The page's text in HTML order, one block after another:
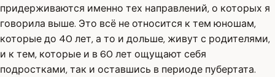
придерживаются именно тех направлений, о которых я
говорила выше. Это всё не относится к тем юношам,
которые до 40 лет, а то и дольше, живут с родителями,
и к тем, которые и в 60 лет ощущают себя
подростками, так и оставшись в периоде пубертата.